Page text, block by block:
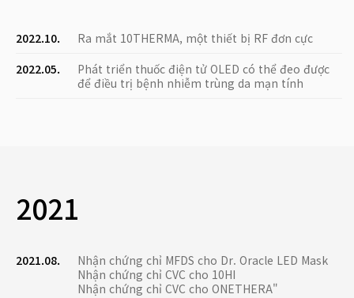
2022.10.
Ra mắt 10THERMA, một thiết bị RF đơn cực
2022.05.
Phát triển thuốc điện tử OLED có thể đeo được
để điều trị bệnh nhiễm trùng da mạn tính
2021
2021.08.
Nhận chứng chỉ MFDS cho Dr. Oracle LED Mask
Nhận chứng chỉ CVC cho 10HI
Nhận chứng chỉ CVC cho ONETHERA"